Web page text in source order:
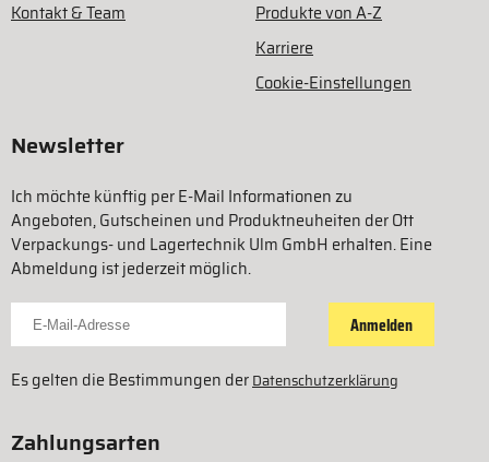
Kontakt & Team
Produkte von A-Z
Karriere
Cookie-Einstellungen
Newsletter
Ich möchte künftig per E-Mail Informationen zu
Angeboten, Gutscheinen und Produktneuheiten der Ott
Verpackungs- und Lagertechnik Ulm GmbH erhalten. Eine
Abmeldung ist jederzeit möglich.
Für Newsletter anmelden
Anmelden
Es gelten die Bestimmungen derDatenschutzerklärung
Zahlungsarten